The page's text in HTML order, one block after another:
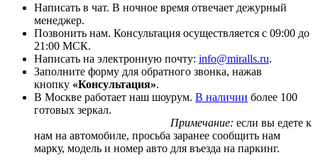
Написать в чат. В ночное время отвечает дежурный
менеджер.
Позвонить нам. Консультация осуществляется с 09:00 до
21:00 МСК.
Написать на электронную почту: info@miralls.ru.
Заполните форму для обратного звонка, нажав
кнопку «Консультация».
В Москве работает наш шоурум. В наличии более 100
готовых зеркал.
Примечание: если вы едете к
нам на автомобиле, просьба заранее сообщить нам
марку, модель и номер авто для въезда на паркинг.